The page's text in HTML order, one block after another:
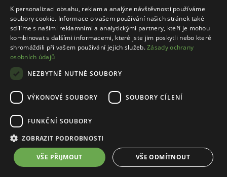
1 ... 36
s certifikátem SSL
Doprava zdarma
30 dní
na vrácení
K personalizaci obsahu, reklam a analýze návštěvnosti používáme
soubory cookie. Informace o vašem používání našich stránek také
sdílíme s našimi reklamními a analytickými partnery, kteří je mohou
kombinovat s dalšími informacemi, které jste jim poskytli nebo které
shromáždili při vašem používání jejich služeb.Zásady ochrany
osobních údajů
NEZBYTNĚ NUTNÉ SOUBORY
VÝKONOVÉ SOUBORY SOUBORY CÍLENÍ
FUNKČNÍ SOUBORY
ZOBRAZIT PODROBNOSTI
VŠE PŘIJMOUT VŠE ODMÍTNOUT